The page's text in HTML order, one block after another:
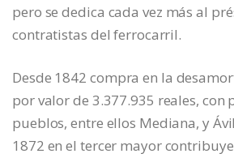
pero se dedica cada vez más al
contratistas del ferrocarril.
Desde 1842 compra en la
por valor de 3.377.935 reales, con
pueblos, entre ellos Mediana, y
1872 en el tercer mayor